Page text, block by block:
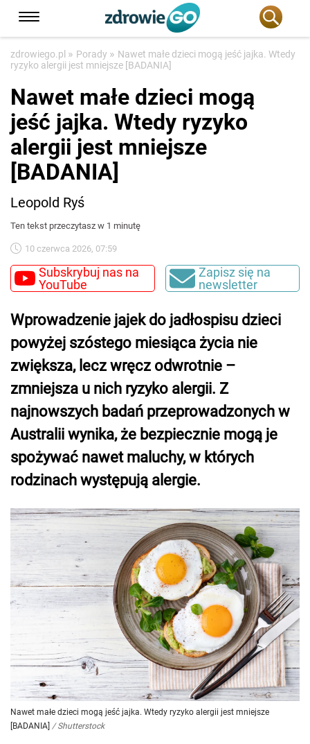
zdrowiego.pl » Porady » Nawet małe dzieci mogą jeść jajka. Wtedy
ryzyko alergii jest mniejsze [BADANIA]
Nawet małe dzieci mogą
jeść jajka. Wtedy ryzyko
alergii jest mniejsze
[BADANIA]
Leopold Ryś
Ten tekst przeczytasz w 1 minutę
10 czerwca 2026, 07:59
Subskrybuj nas na
YouTube
Zapisz się na
newsletter
Wprowadzenie jajek do jadłospisu dzieci
powyżej szóstego miesiąca życia nie
zwiększa, lecz wręcz odwrotnie –
zmniejsza u nich ryzyko alergii. Z
najnowszych badań przeprowadzonych w
Australii wynika, że bezpiecznie mogą je
spożywać nawet maluchy, w których
rodzinach występują alergie.
Nawet małe dzieci mogą jeść jajka. Wtedy ryzyko alergii jest mniejsze
[BADANIA] / Shutterstock